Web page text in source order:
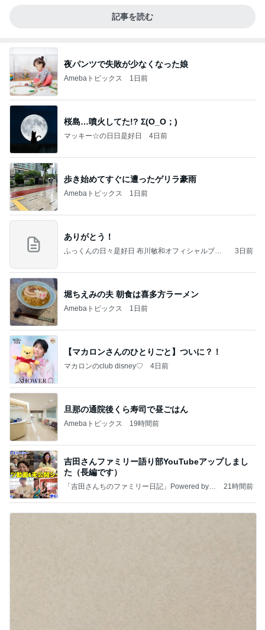
記事を読む
夜パンツで失敗が少なくなった娘
Amebaトピックス 1日前
桜島…噴火してた!? Σ(O_O；)
マッキー☆の日日是好日 4日前
歩き始めてすぐに遭ったゲリラ豪雨
Amebaトピックス 1日前
ありがとう！
ふっくんの日々是好日 布川敏和オフィシャルブロ
3日前
堀ちえみの夫 朝食は喜多方ラーメン
Amebaトピックス 1日前
【マカロンさんのひとりごと】ついに？！
マカロンのclub disney♡ 4日前
旦那の通院後くら寿司で昼ごはん
Amebaトピックス 19時間前
吉田さんファミリー語り部YouTubeアップしまし
た（長編です）
「吉田さんちのファミリー日記」Powered by A
21時間前